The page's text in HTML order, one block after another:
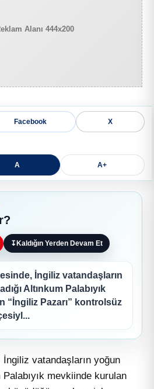
Alanı 444x200
Facebook X
A A+
↧ Kaldığın Yerden Devam Et
İngiliz vatandaşların
Altınkum Palabıyık
“İngiliz Pazarı” kontrolsüz
İngiliz vatandaşların yoğun
Palabıyık mevkiinde kurulan